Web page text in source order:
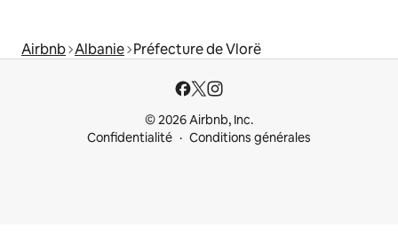
Airbnb Albanie Préfecture de Vlorë
© 2026 Airbnb, Inc.
Confidentialité
Conditions générales